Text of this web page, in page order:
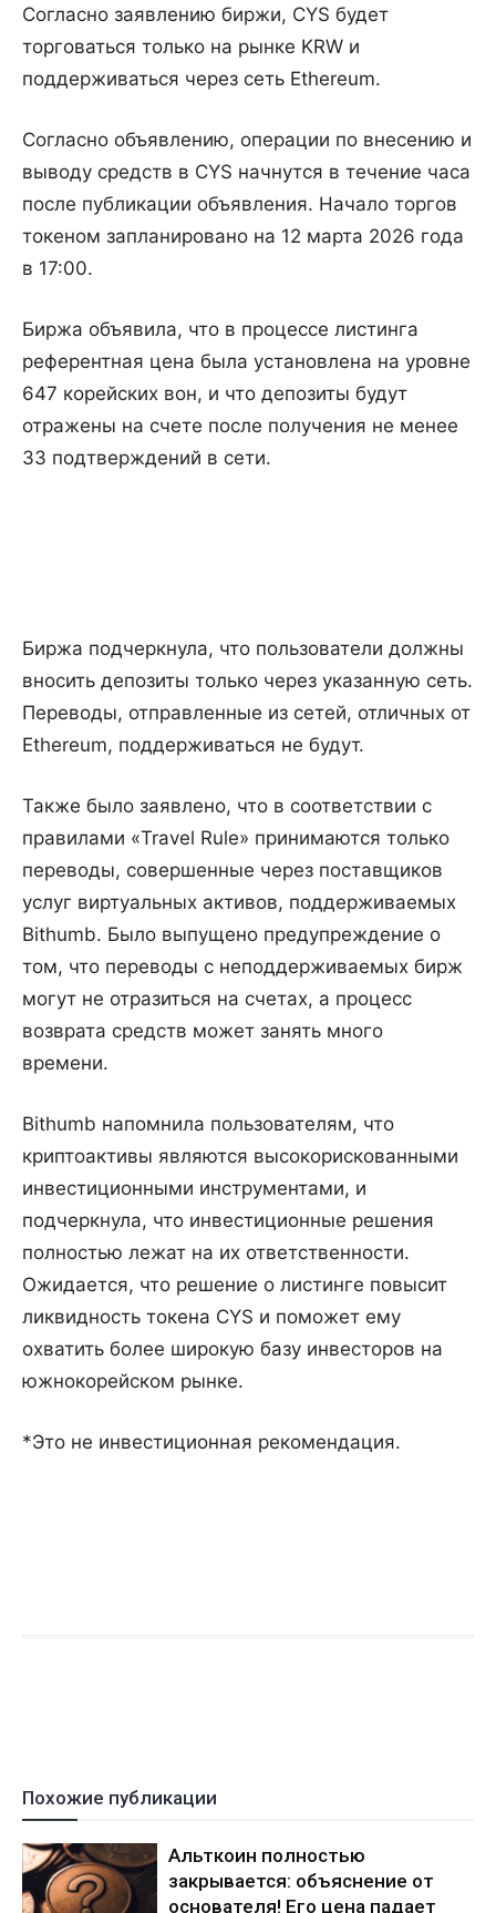
Согласно заявлению биржи, CYS будет
торговаться только на рынке KRW и
поддерживаться через сеть Ethereum.
Согласно объявлению, операции по внесению и
выводу средств в CYS начнутся в течение часа
после публикации объявления. Начало торгов
токеном запланировано на 12 марта 2026 года
в 17:00.
Биржа объявила, что в процессе листинга
референтная цена была установлена на уровне
647 корейских вон, и что депозиты будут
отражены на счете после получения не менее
33 подтверждений в сети.
Биржа подчеркнула, что пользователи должны
вносить депозиты только через указанную сеть.
Переводы, отправленные из сетей, отличных от
Ethereum, поддерживаться не будут.
Также было заявлено, что в соответствии с
правилами «Travel Rule» принимаются только
переводы, совершенные через поставщиков
услуг виртуальных активов, поддерживаемых
Bithumb. Было выпущено предупреждение о
том, что переводы с неподдерживаемых бирж
могут не отразиться на счетах, а процесс
возврата средств может занять много
времени.
Bithumb напомнила пользователям, что
криптоактивы являются высокорискованными
инвестиционными инструментами, и
подчеркнула, что инвестиционные решения
полностью лежат на их ответственности.
Ожидается, что решение о листинге повысит
ликвидность токена CYS и поможет ему
охватить более широкую базу инвесторов на
южнокорейском рынке.
*Это не инвестиционная рекомендация.
Похожие публикации
Альткоин полностью
закрывается: объяснение от
основателя! Его цена падает